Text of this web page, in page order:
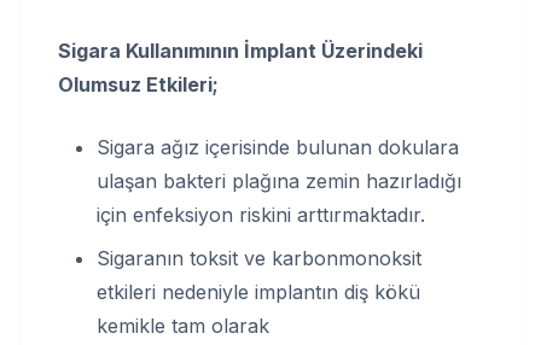
Sigara Kullanımının İmplant Üzerindeki
Olumsuz Etkileri;
Sigara ağız içerisinde bulunan dokulara
ulaşan bakteri plağına zemin hazırladığı
için enfeksiyon riskini arttırmaktadır.
Sigaranın toksit ve karbonmonoksit
etkileri nedeniyle implantın diş kökü
kemikle tam olarak